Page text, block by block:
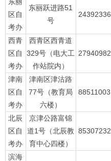
东丽
区自
考办
东丽跃进路51
号
24392336
西青
区自
考办
西青区西青道
329号（电大工
作站院内）
27940982
津南
区自
考办
津南区津沽路
77号（教育局
六楼）
88511003
北辰
区自
考办
京津公路富锦
道1号（北辰教
育中心四楼）
85307232
滨海